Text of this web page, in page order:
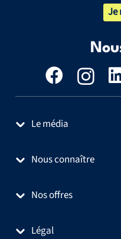
Je
Le média
Nous connaître
Nos offres
Légal